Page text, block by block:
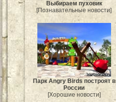
Выбираем пуховик
[Познавательные новости]
Парк Angry Birds построят в
России
[Хорошие новости]